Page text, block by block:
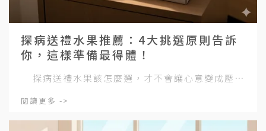
探病送禮水果推薦：4大挑選原則告訴
你，這樣準備最得體！
探病送禮水果該怎麼選，才不會讓心意變成壓⋯
閱讀更多 ->